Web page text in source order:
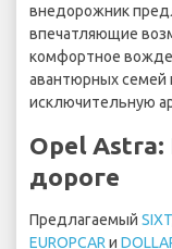
внедорожник
впечатляющие
комфортное
авантюрных семей
исключительную
Opel
дороге
Предлагаемый SIXT
EUROPCAR и